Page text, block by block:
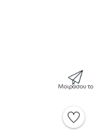
Μοιράσου το